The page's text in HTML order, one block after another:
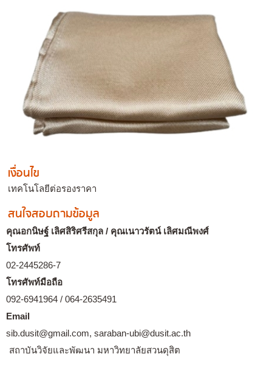
เงื่อนไข
เทคโนโลยีต่อรองราคา
สนใจสอบถามข้อมูล
คุณอกนิษฐ์ เลิศสิริศรีสกุล / คุณเนาวรัตน์ เลิศมณีพงศ์
โทรศัพท์
02-2445286-7
โทรศัพท์มือถือ
092-6941964 / 064-2635491
Email
sib.dusit@gmail.com, saraban-ubi@dusit.ac.th
สถาบันวิจัยและพัฒนา มหาวิทยาลัยสวนดุสิต